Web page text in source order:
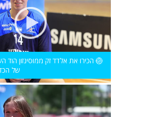
🏐 הכירו את אלדד זק ממוסינזון הוד
של